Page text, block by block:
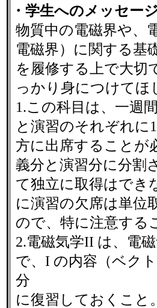
・学生へのメッセー
物質中の電磁界や、
電磁界）に関する基
を履修する上で大切
っかり身につけてほ
1.この科目は、一週
と演習のそれぞれに
方に出席することが
義分と演習分に分割
て独立に取得はでき
に演習の欠席は単位
ので、特に注意する
2.電磁気学II は、電
で、I の内容（ベク
分
に復習しておくこと。